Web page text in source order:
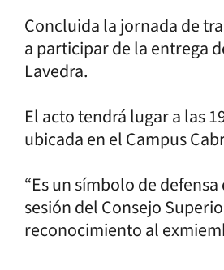
Concluida la jornada de
a participar de la entrega
Lavedra.
El acto tendrá lugar a las
ubicada en el Campus
“Es un símbolo de
sesión del Consejo
reconocimiento al